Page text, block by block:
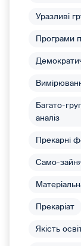
Уразливі
Програми
Багато-
аналіз
Прекарні
Само-
Прекаріат
Якість